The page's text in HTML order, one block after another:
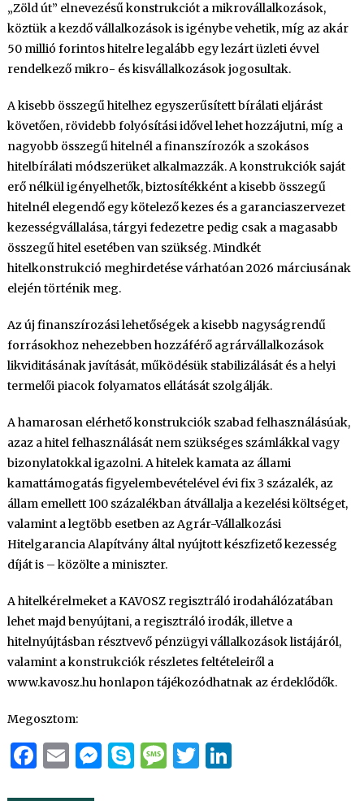
„Zöld út” elnevezésű konstrukciót a mikrovállalkozások,
köztük a kezdő vállalkozások is igénybe vehetik, míg az akár
50 millió forintos hitelre legalább egy lezárt üzleti évvel
rendelkező mikro- és kisvállalkozások jogosultak.
A kisebb összegű hitelhez egyszerűsített bírálati eljárást
követően, rövidebb folyósítási idővel lehet hozzájutni, míg a
nagyobb összegű hitelnél a finanszírozók a szokásos
hitelbírálati módszerüket alkalmazzák. A konstrukciók saját
erő nélkül igényelhetők, biztosítékként a kisebb összegű
hitelnél elegendő egy kötelező kezes és a garanciaszervezet
kezességvállalása, tárgyi fedezetre pedig csak a magasabb
összegű hitel esetében van szükség. Mindkét
hitelkonstrukció meghirdetése várhatóan 2026 márciusának
elején történik meg.
Az új finanszírozási lehetőségek a kisebb nagyságrendű
forrásokhoz nehezebben hozzáférő agrárvállalkozások
likviditásának javítását, működésük stabilizálását és a helyi
termelői piacok folyamatos ellátását szolgálják.
A hamarosan elérhető konstrukciók szabad felhasználásúak,
azaz a hitel felhasználását nem szükséges számlákkal vagy
bizonylatokkal igazolni. A hitelek kamata az állami
kamattámogatás figyelembevételével évi fix 3 százalék, az
állam emellett 100 százalékban átvállalja a kezelési költséget,
valamint a legtöbb esetben az Agrár-Vállalkozási
Hitelgarancia Alapítvány által nyújtott készfizető kezesség
díját is – közölte a miniszter.
A hitelkérelmeket a KAVOSZ regisztráló irodahálózatában
lehet majd benyújtani, a regisztráló irodák, illetve a
hitelnyújtásban résztvevő pénzügyi vállalkozások listájáról,
valamint a konstrukciók részletes feltételeiről a
www.kavosz.hu honlapon tájékozódhatnak az érdeklődők.
Megosztom:
Facebook
Email
Messenger
Skype
Message
Twitter
LinkedIn